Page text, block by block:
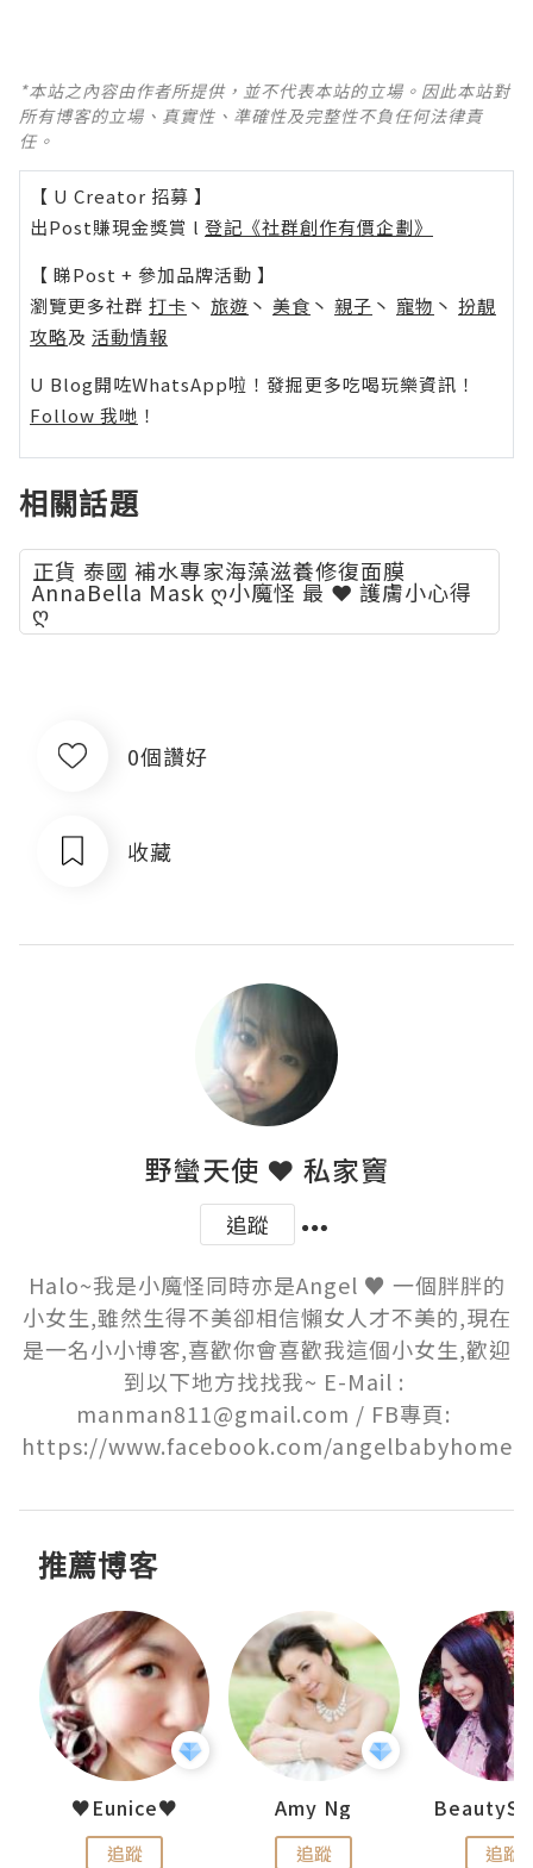
*本站之內容由作者所提供，並不代表本站的立場。因此本站對
所有博客的立場、真實性、準確性及完整性不負任何法律責
任。
【 U Creator 招募 】
出Post賺現金獎賞 l 登記《社群創作有價企劃》
【 睇Post + 參加品牌活動 】
瀏覽更多社群 打卡 丶 旅遊 丶 美食 丶 親子 丶 寵物 丶 扮靚
攻略及 活動情報
U Blog開咗WhatsApp啦！發掘更多吃喝玩樂資訊！
Follow 我哋 ！
相關話題
正貨 泰國 補水專家海藻滋養修復面膜
AnnaBella Mask ღ小魔怪 最 ❤ 護膚小心得
ღ
0個讚好
收藏
野蠻天使 ❤ 私家竇
追蹤
Halo~我是小魔怪同時亦是Angel ♥ 一個胖胖的
小女生,雖然生得不美卻相信懶女人才不美的,現在
是一名小小博客,喜歡你會喜歡我這個小女生,歡迎
到以下地方找找我~ E-Mail :
manman811@gmail.com / FB專頁:
https://www.facebook.com/angelbabyhome
推薦博客
♥Eunice♥
追蹤
Amy Ng
追蹤 追蹤